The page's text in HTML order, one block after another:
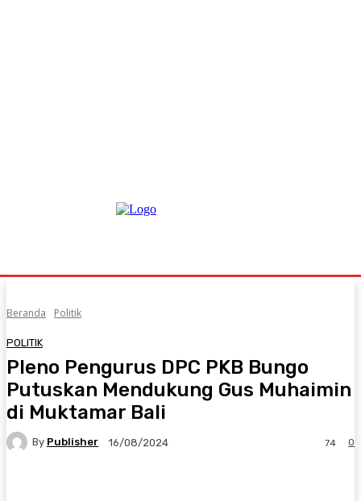
Beranda Politik
POLITIK
Pleno Pengurus DPC PKB Bungo
Putuskan Mendukung Gus Muhaimin
di Muktamar Bali
By Publisher 16/08/2024 0
74